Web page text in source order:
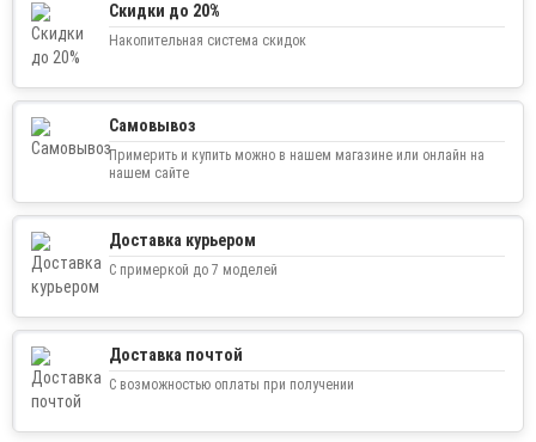
Скидки до 20%
Накопительная система скидок
Самовывоз
Примерить и купить можно в нашем магазине или онлайн на
нашем сайте
Доставка курьером
С примеркой до 7 моделей
Доставка почтой
С возможностью оплаты при получении